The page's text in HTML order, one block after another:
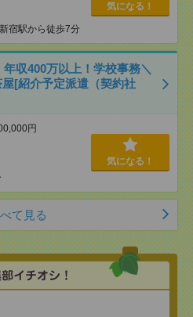
新宿駅から徒歩7分
気になる！
収400万以上！学校事務＼
[紹介予定派遣（契約社
円
気になる！
て見る